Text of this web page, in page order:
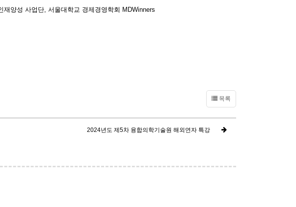
양성 사업단, 서울대학교 경제경영학회 MDWinners
목록
2024년도 제5차 융합의학기술원 해외연자 특강